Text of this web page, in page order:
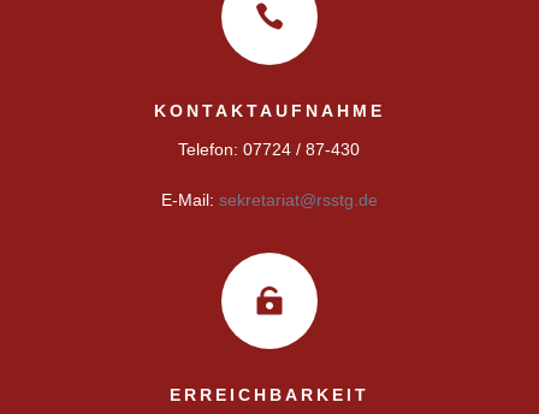

KONTAKTAUFNAHME
Telefon: 07724 / 87-430
E-Mail: sekretariat@rsstg.de

ERREICHBARKEIT